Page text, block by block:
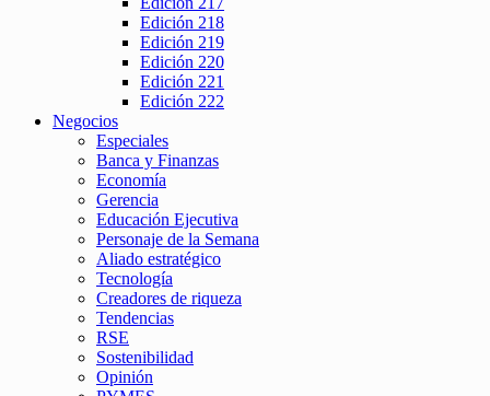
Edición 218
Edición 219
Edición 220
Edición 221
Edición 222
Negocios
Especiales
Banca y Finanzas
Economía
Gerencia
Educación Ejecutiva
Personaje de la Semana
Aliado estratégico
Tecnología
Creadores de riqueza
Tendencias
RSE
Sostenibilidad
Opinión